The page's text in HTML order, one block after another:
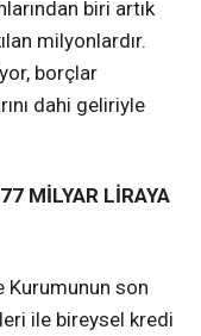
biri artık
milyonlardır.
borçlar
dahi geliriyle
MİLYAR LİRAYA
Kurumunun son
ile bireysel kredi